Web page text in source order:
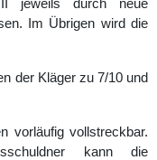
jeweils durch neue
Im Übrigen wird die
der Kläger zu 7/10 und
vorläufig vollstreckbar.
kann die